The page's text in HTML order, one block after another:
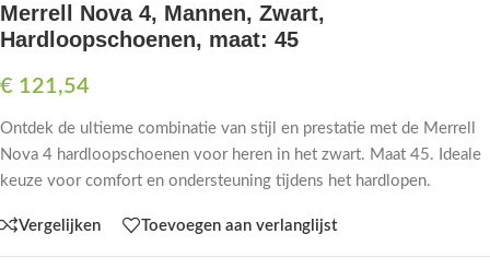
Merrell Nova 4, Mannen, Zwart,
Hardloopschoenen, maat: 45
€ 121,54
Ontdek de ultieme combinatie van stijl en prestatie met de Merrell
Nova 4 hardloopschoenen voor heren in het zwart. Maat 45. Ideale
keuze voor comfort en ondersteuning tijdens het hardlopen.
Vergelijken Toevoegen aan verlanglijst